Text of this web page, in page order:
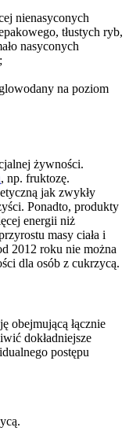
nienasyconych
tłustych ryb,
nasyconych
na poziom
żywności.
, np. fruktozę.
jak zwykły
Ponadto, produkty
energii niż
masy ciała i
2012 roku nie można
dla osób z cukrzycą.
obejmującą łącznie
dokładniejsze
postępu